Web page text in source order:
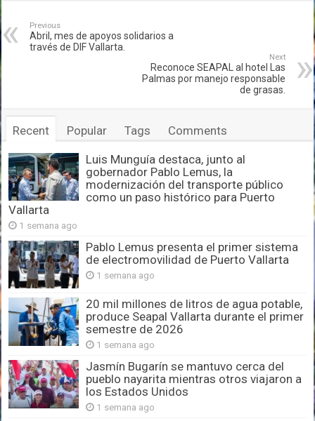
Previous
Abril, mes de apoyos solidarios a
través de DIF Vallarta.
Next
Reconoce SEAPAL al hotel Las
Palmas por manejo responsable
de grasas.
Recent Popular Tags Comments
Luis Munguía destaca, junto al
gobernador Pablo Lemus, la
modernización del transporte público
como un paso histórico para Puerto
Vallarta
1 semana ago
Pablo Lemus presenta el primer sistema
de electromovilidad de Puerto Vallarta
1 semana ago
20 mil millones de litros de agua potable,
produce Seapal Vallarta durante el primer
semestre de 2026
1 semana ago
Jasmín Bugarín se mantuvo cerca del
pueblo nayarita mientras otros viajaron a
los Estados Unidos
1 semana ago